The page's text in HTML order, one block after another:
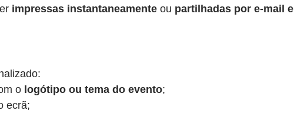
impressas instantaneamente ou partilhadas por e-mail e
o logótipo ou tema do evento;
ecrã;